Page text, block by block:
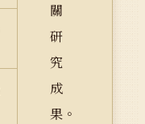
關
研
究
成
果。